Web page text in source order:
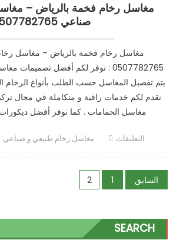
مغاسل رخام فخمة بالرياض –
صناعي 0507782765
مغاسل رخام فخمة بالرياض – مغاسل
0507782765 : نوفر لكم أفضل
يتم تفصيل المغاسل حسب الطلب بأنواع الرخام
نقدم لكم خدمات راقية و متكاملة في مجال
مغاسل الحمامات . كما نوفر أفضل
Author
مغاسل رخام طبيعي و صناعي التعليقاتعلى
فخمة
بالرياض
مغاسل
رخام
تعدد
المقالات
السابق 1
2
SEARCH